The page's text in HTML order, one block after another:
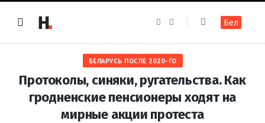
e
b
o
o
k
t
a
g
r
a
m
Бел
БЕЛАРУСЬ ПОСЛЕ 2020-ГО
Протоколы, синяки, ругательства. Как
гродненские пенсионеры ходят на
мирные акции протеста